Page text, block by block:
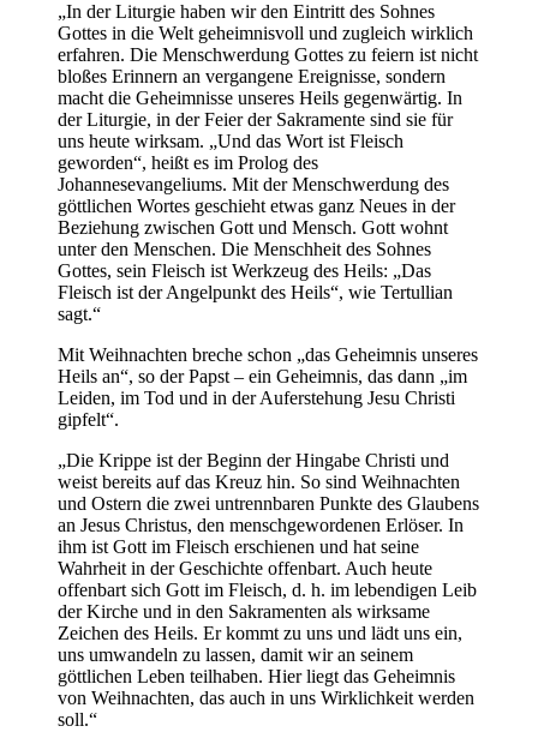
„In der Liturgie haben wir den Eintritt des Sohnes
Gottes in die Welt geheimnisvoll und zugleich wirklich
erfahren. Die Menschwerdung Gottes zu feiern ist nicht
bloßes Erinnern an vergangene Ereignisse, sondern
macht die Geheimnisse unseres Heils gegenwärtig. In
der Liturgie, in der Feier der Sakramente sind sie für
uns heute wirksam. „Und das Wort ist Fleisch
geworden“, heißt es im Prolog des
Johannesevangeliums. Mit der Menschwerdung des
göttlichen Wortes geschieht etwas ganz Neues in der
Beziehung zwischen Gott und Mensch. Gott wohnt
unter den Menschen. Die Menschheit des Sohnes
Gottes, sein Fleisch ist Werkzeug des Heils: „Das
Fleisch ist der Angelpunkt des Heils“, wie Tertullian
sagt.“
Mit Weihnachten breche schon „das Geheimnis unseres
Heils an“, so der Papst – ein Geheimnis, das dann „im
Leiden, im Tod und in der Auferstehung Jesu Christi
gipfelt“.
„Die Krippe ist der Beginn der Hingabe Christi und
weist bereits auf das Kreuz hin. So sind Weihnachten
und Ostern die zwei untrennbaren Punkte des Glaubens
an Jesus Christus, den menschgewordenen Erlöser. In
ihm ist Gott im Fleisch erschienen und hat seine
Wahrheit in der Geschichte offenbart. Auch heute
offenbart sich Gott im Fleisch, d. h. im lebendigen Leib
der Kirche und in den Sakramenten als wirksame
Zeichen des Heils. Er kommt zu uns und lädt uns ein,
uns umwandeln zu lassen, damit wir an seinem
göttlichen Leben teilhaben. Hier liegt das Geheimnis
von Weihnachten, das auch in uns Wirklichkeit werden
soll.“